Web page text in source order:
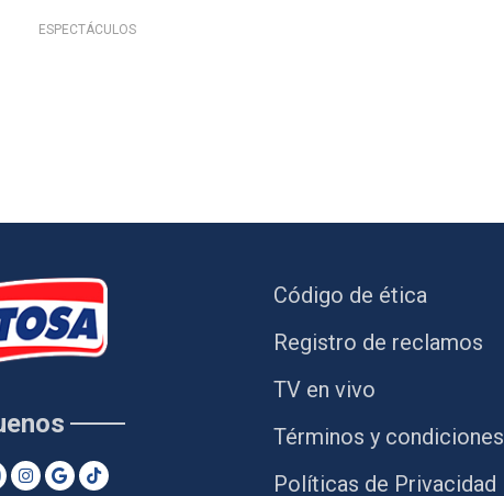
ESPECTÁCULOS
Código de ética
Registro de reclamos
TV en vivo
Términos y condiciones
Políticas de Privacidad